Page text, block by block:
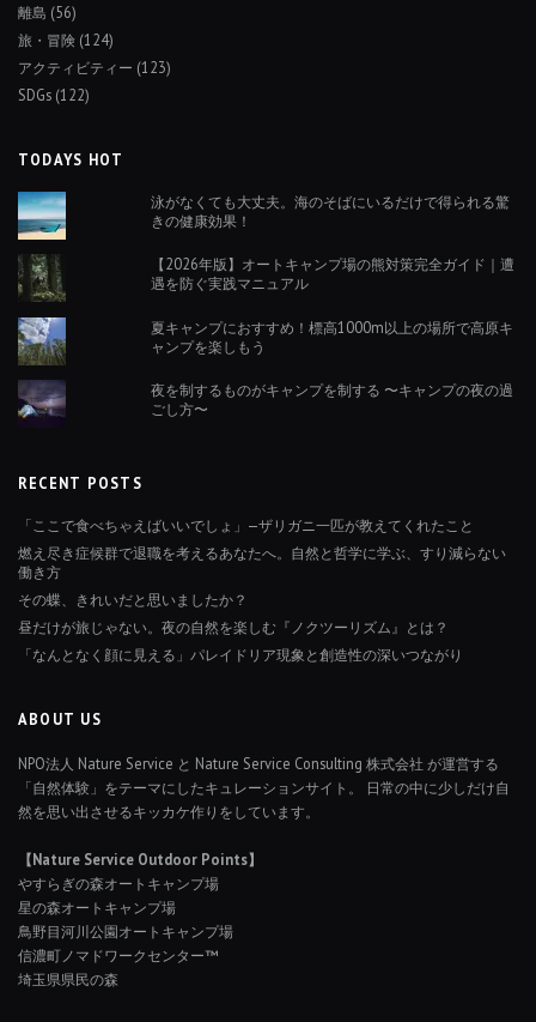
離島 (56)
旅・冒険 (124)
アクティビティー (123)
SDGs (122)
TODAYS HOT
泳がなくても大丈夫。海のそばにいるだけで得られる驚
きの健康効果！
【2026年版】オートキャンプ場の熊対策完全ガイド｜遭
遇を防ぐ実践マニュアル
夏キャンプにおすすめ！標高1000m以上の場所で高原キ
ャンプを楽しもう
夜を制するものがキャンプを制する 〜キャンプの夜の過
ごし方〜
RECENT POSTS
「ここで食べちゃえばいいでしょ」—ザリガニ一匹が教えてくれたこと
燃え尽き症候群で退職を考えるあなたへ。自然と哲学に学ぶ、すり減らない
働き方
その蝶、きれいだと思いましたか？
昼だけが旅じゃない。夜の自然を楽しむ『ノクツーリズム』とは？
「なんとなく顔に見える」パレイドリア現象と創造性の深いつながり
ABOUT US
NPO法人 Nature Service と Nature Service Consulting 株式会社 が運営する
「自然体験」をテーマにしたキュレーションサイト。 日常の中に少しだけ自
然を思い出させるキッカケ作りをしています。
【Nature Service Outdoor Points】
やすらぎの森オートキャンプ場
星の森オートキャンプ場
鳥野目河川公園オートキャンプ場
信濃町ノマドワークセンター™
埼玉県県民の森